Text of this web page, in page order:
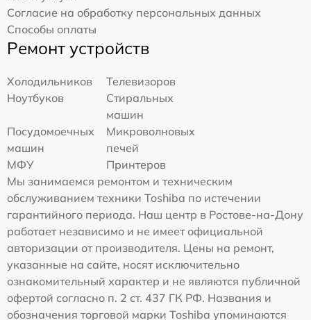
Согласие на обработку персональных данных
Способы оплаты
Ремонт устройств
Холодильников
Телевизоров
Ноутбуков
Стиральных
машин
Посудомоечных
машин
Микроволновых
печей
МФУ
Принтеров
Мы занимаемся ремонтом и техническим
обслуживанием техники Toshiba по истечении
гарантийного периода. Наш центр в Ростове-на-Дону
работает независимо и не имеет официальной
авторизации от производителя. Цены на ремонт,
указанные на сайте, носят исключительно
ознакомительный характер и не являются публичной
офертой согласно п. 2 ст. 437 ГК РФ. Названия и
обозначения торговой марки Toshiba упоминаются